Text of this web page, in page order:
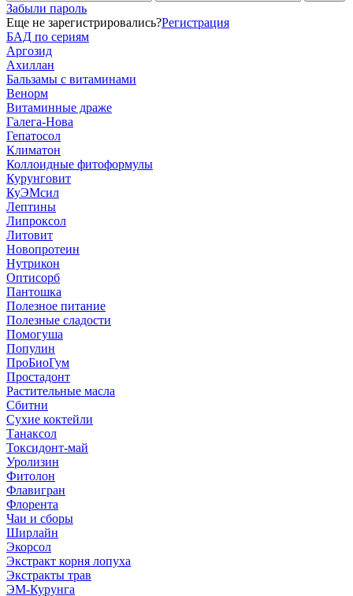
Забыли пароль
Еще не зарегистрировались?Регистрация
БАД по сериям
Аргозид
Ахиллан
Бальзамы с витаминами
Венорм
Витаминные драже
Галега-Нова
Гепатосол
Климатон
Коллоидные фитоформулы
Курунговит
КуЭМсил
Лептины
Липроксол
Литовит
Новопротеин
Нутрикон
Оптисорб
Пантошка
Полезное питание
Полезные сладости
Помогуша
Популин
ПроБиоГум
Простадонт
Растительные масла
Сбитни
Сухие коктейли
Танаксол
Токсидонт-май
Уролизин
Фитолон
Флавигран
Флорента
Чаи и сборы
Ширлайн
Экорсол
Экстракт корня лопуха
Экстракты трав
ЭМ-Курунга